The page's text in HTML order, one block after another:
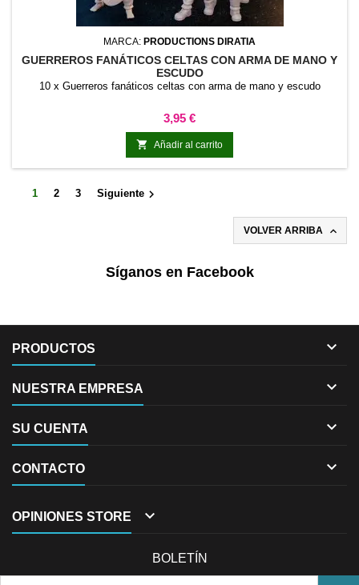
MARCA: PRODUCTIONS DIRATIA
GUERREROS FANÁTICOS CELTAS CON ARMA DE MANO Y
ESCUDO
10 x Guerreros fanáticos celtas con arma de mano y escudo
Precio
3,95 €
 Añadir al carrito
1 2 3 Siguiente 
VOLVER ARRIBA 
Síganos en Facebook
PRODUCTOS 
NUESTRA EMPRESA 
SU CUENTA 
CONTACTO 
OPINIONES STORE 
BOLETÍN